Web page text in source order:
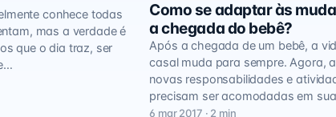
conhece todas
mas a verdade é
que o dia traz, ser
Como se adaptar às
a chegada do bebê?
Após a chegada de um bebê, a
casal muda para sempre. Agora,
novas responsabilidades e
precisam ser acomodadas em
6 mar 2017 · 2 min